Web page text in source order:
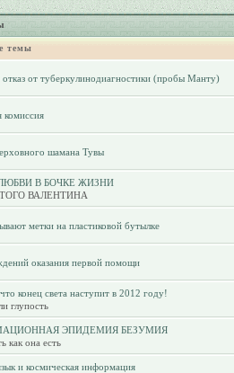
темы
отказ от туберкулинодиагностики (пробы Манту)
комиссия
шамана Тувы
В БОЧКЕ ЖИЗНИ
ВАЛЕНТИНА
метки на пластиковой бутылке
оказания первой помощи
конец света наступит в 2012 году!
глупость
ЭПИДЕМИЯ БЕЗУМИЯ
как она есть
и космическая информация